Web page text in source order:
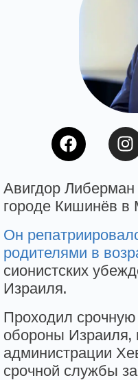
Авигдор Либерман
городе Кишинёв
Он
родителями в
сионистских
Израиля.
Проходил
обороны Израиля,
администрации
срочной службы